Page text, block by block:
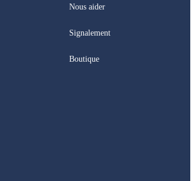
Nous aider
Signalement
Boutique